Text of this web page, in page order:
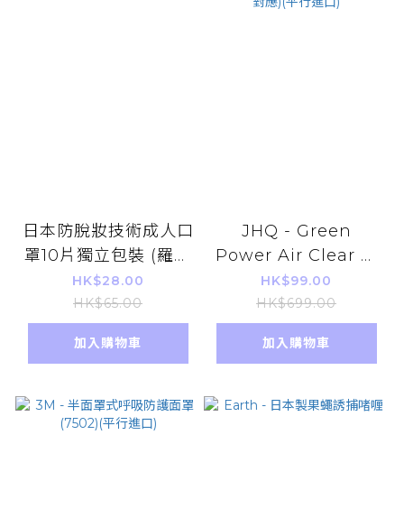
日本防脫妝技術成人口
罩10片獨立包裝 (羅勒
綠 x 青檸灰)
HK$28.00
HK$65.00
加入購物車
JHQ - Green
Power Air Clear 便
攜式空氣淨化器
(PM2.5對應)(平行進
口)
HK$99.00
HK$699.00
加入購物車